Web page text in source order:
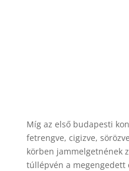
Míg az első budapesti
fetrengve, cigizve,
körben jammelgetnének
túllépvén a megengedett